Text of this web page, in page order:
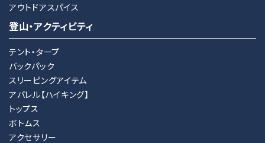
アウトドアスパイス
登山・アクティビティ
テント・タープ
バックパック
スリーピングアイテム
アパレル【ハイキング】
トップス
ボトムス
アクセサリー